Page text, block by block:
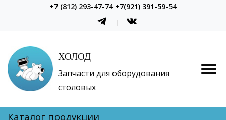
+7 (812) 293-47-74 +7(921) 391-59-54
ХОЛОД
Запчасти для оборудования
столовых
Каталог продукции